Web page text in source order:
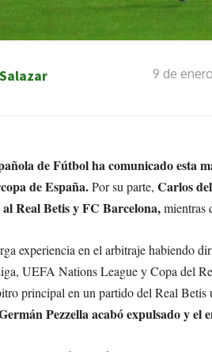
9 de
de Fútbol ha comunicado esta
de España.Por su parte, Carlos
Real Betis y FC Barcelona,mientras
experiencia en el arbitraje habiendo
UEFA Nations League y Copa del
principal en un partido del Real Betis
Pezzella acabó expulsado y el